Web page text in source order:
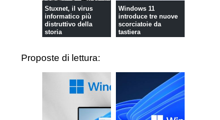
Stuxnet, il virus
informatico più
distruttivo della
storia
Windows 11
introduce tre nuove
scorciatoie da
tastiera
Proposte di lettura: